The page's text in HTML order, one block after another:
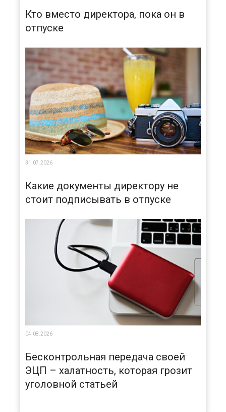
Кто вместо директора, пока он в
отпуске
31.07.2026
Какие документы директору не
стоит подписывать в отпуске
04.08.2026
Бесконтрольная передача своей
ЭЦП – халатность, которая грозит
уголовной статьей